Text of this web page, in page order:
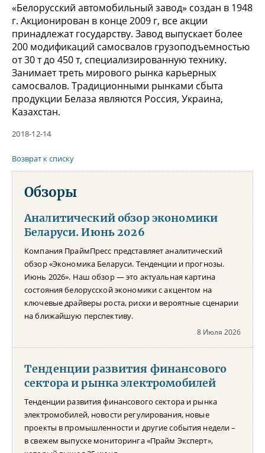
«Белорусский автомобильный завод» создан в 1948
г. Акционирован в конце 2009 г, все акции
принадлежат государству. Завод выпускает более
200 модификаций самосвалов грузоподъемностью
от 30 т до 450 т, специализированную технику.
Занимает треть мирового рынка карьерных
самосвалов. Традиционными рынками сбыта
продукции Белаза являются Россия, Украина,
Казахстан.
2018-12-14
Возврат к списку
Обзоры
Аналитический обзор экономики
Беларуси. Июнь 2026
Компания ПраймПресс представляет аналитический
обзор «Экономика Беларуси. Тенденции и прогнозы.
Июнь 2026». Наш обзор — это актуальная картина
состояния белорусской экономики с акцентом на
ключевые драйверы роста, риски и вероятные сценарии
на ближайшую перспективу.
8 Июля 2026
Тенденции развития финансового
сектора и рынка электромобилей
Тенденции развития финансового сектора и рынка
электромобилей, новости регулирования, новые
проекты в промышленности и другие события недели –
в свежем выпуске мониторинга «Прайм Эксперт»,